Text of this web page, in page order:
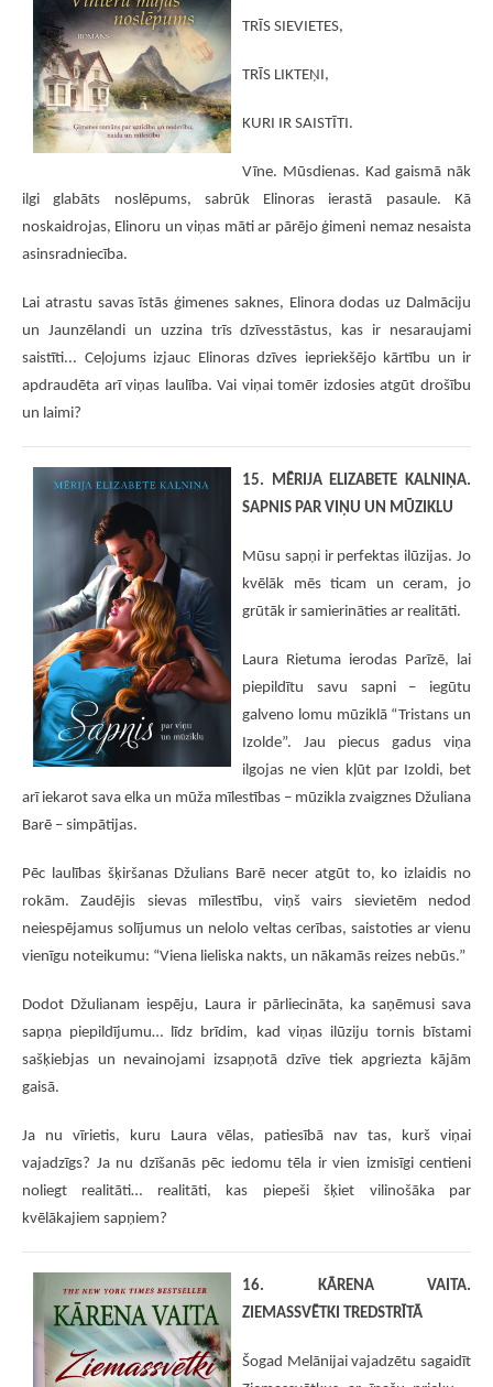
TRĪS SIEVIETES,
TRĪS LIKTEŅI,
KURI IR SAISTĪTI.
Vīne. Mūsdienas. Kad gaismā nāk
ilgi glabāts noslēpums, sabrūk Elinoras ierastā pasaule. Kā
noskaidrojas, Elinoru un viņas māti ar pārējo ģimeni nemaz nesaista
asinsradniecība.
Lai atrastu savas īstās ģimenes saknes, Elinora dodas uz Dalmāciju
un Jaunzēlandi un uzzina trīs dzīvesstāstus, kas ir nesaraujami
saistīti... Ceļojums izjauc Elinoras dzīves iepriekšējo kārtību un ir
apdraudēta arī viņas laulība. Vai viņai tomēr izdosies atgūt drošību
un laimi?
15. MĒRIJA ELIZABETE KALNIŅA.
SAPNIS PAR VIŅU UN MŪZIKLU
Mūsu sapņi ir perfektas ilūzijas. Jo
kvēlāk mēs ticam un ceram, jo
grūtāk ir samierināties ar realitāti.
Laura Rietuma ierodas Parīzē, lai
piepildītu savu sapni – iegūtu
galveno lomu mūziklā “Tristans un
Izolde”. Jau piecus gadus viņa
ilgojas ne vien kļūt par Izoldi, bet
arī iekarot sava elka un mūža mīlestības – mūzikla zvaigznes Džuliana
Barē – simpātijas.
Pēc laulības šķiršanas Džulians Barē necer atgūt to, ko izlaidis no
rokām. Zaudējis sievas mīlestību, viņš vairs sievietēm nedod
neiespējamus solījumus un nelolo veltas cerības, saistoties ar vienu
vienīgu noteikumu: “Viena lieliska nakts, un nākamās reizes nebūs.”
Dodot Džulianam iespēju, Laura ir pārliecināta, ka saņēmusi sava
sapņa piepildījumu… līdz brīdim, kad viņas ilūziju tornis bīstami
sašķiebjas un nevainojami izsapņotā dzīve tiek apgriezta kājām
gaisā.
Ja nu vīrietis, kuru Laura vēlas, patiesībā nav tas, kurš viņai
vajadzīgs? Ja nu dzīšanās pēc iedomu tēla ir vien izmisīgi centieni
noliegt realitāti… realitāti, kas piepeši šķiet vilinošāka par
kvēlākajiem sapņiem?
16. KĀRENA VAITA.
ZIEMASSVĒTKI TREDSTRĪTĀ
Šogad Melānijai vajadzētu sagaidīt